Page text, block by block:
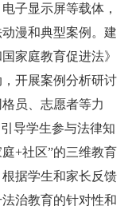
子显示屏等载体，
漫和典型案例。建
家庭教育促进法》
开展案例分析研讨
员、志愿者等力
导学生参与法律知
+社区”的三维教育
据学生和家长反馈
治教育的针对性和